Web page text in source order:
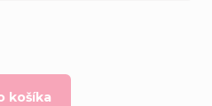
košíka